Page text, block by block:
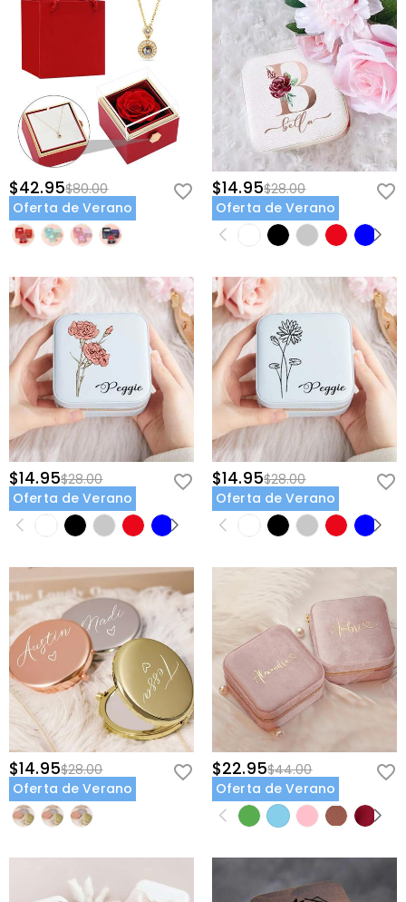
$42.95$80.00
Oferta de Verano
$14.95$28.00
Oferta de Verano
$14.95$28.00
Oferta de Verano
$14.95$28.00
Oferta de Verano
$14.95$28.00
Oferta de Verano
$22.95$44.00
Oferta de Verano